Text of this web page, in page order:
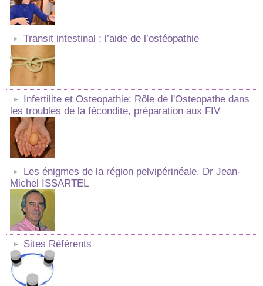
Transit intestinal : l’aide de l’ostéopathie
Infertilite et Osteopathie: Rôle de l'Osteopathe dans
les troubles de la fécondite, préparation aux FIV
Les énigmes de la région pelvipérinéale. Dr Jean-
Michel ISSARTEL
Sites Référents